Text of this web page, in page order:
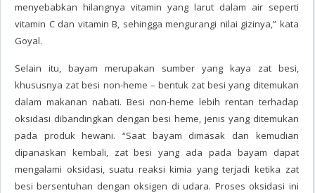
menyebabkan hilangnya vitamin yang larut dalam air seperti
vitamin C dan vitamin B, sehingga mengurangi nilai gizinya,” kata
Goyal.
Selain itu, bayam merupakan sumber yang kaya zat besi,
khususnya zat besi non-heme – bentuk zat besi yang ditemukan
dalam makanan nabati. Besi non-heme lebih rentan terhadap
oksidasi dibandingkan dengan besi heme, jenis yang ditemukan
pada produk hewani. “Saat bayam dimasak dan kemudian
dipanaskan kembali, zat besi yang ada pada bayam dapat
mengalami oksidasi, suatu reaksi kimia yang terjadi ketika zat
besi bersentuhan dengan oksigen di udara. Proses oksidasi ini